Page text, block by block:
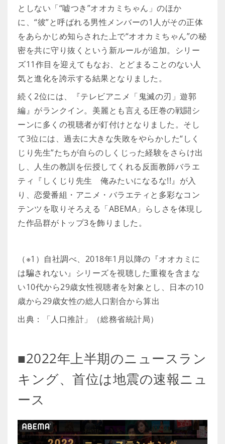
としない「“嘘つき”オオカミちゃん」のほか
に、“彼”と呼ばれる男性メンバーの1人がその正体
をあらかじめ知らされた上で“オオカミちゃん”の秘
密を共に守り抜くという新ルールが追加。シリー
ズ11作目を迎えてもなお、とどまることのない人
気と進化を誇示する結果となりました。
続く2位には、『テレビアニメ「鬼滅の刃」遊郭
編』がランクイン。美麗とも言える圧巻の戦闘シ
ーンに多くの視聴者が釘付けとなりました。そし
て3位には、過去に大きな失敗をやらかした“しく
じり先生”たちが自らのしくじった経験をさらけ出
し、人生の教訓を伝授してくれる反面教師バラエ
ティ『しくじり先生 俺みたいになるな!!』が入
り、恋愛番組・アニメ・バラエティと多彩なコン
テンツを取りそろえる「ABEMA」らしさを体現し
た作品群がトップ3を飾りました。
（※1）自社調べ、2018年1月以降の『オオカミに
は騙されない』シリーズを視聴した重複を含まな
い10代から29歳女性視聴者を対象とし、日本の10
歳から29歳女性の総人口割合から算出
出典：「人口推計」（総務省統計局）
■2022年上半期のニュースラン
キング、首位は地震の速報ニュ
ース